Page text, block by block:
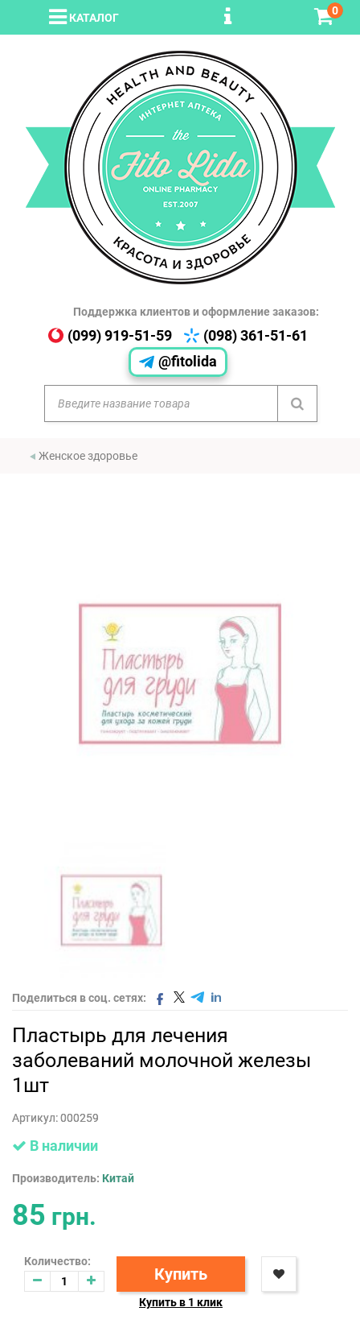
КАТАЛОГ
0
Поддержка клиентов и оформление заказов:
(099) 919-51-59
(098) 361-51-61
@fitolida
Женское здоровье
Поделиться в соц. сетях:
Пластырь для лечения
заболеваний молочной железы
1шт
Артикул:000259
В наличии
Производитель: Китай
85 грн.
Количество:
Купить
Купить в 1 клик